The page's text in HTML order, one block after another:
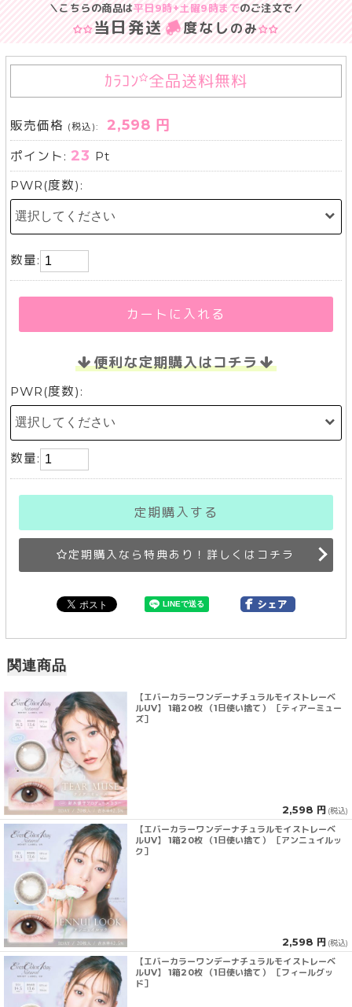
＼こちらの商品は平日9時+土曜9時までのご注文で／
当日発送 度なし のみ
ｶﾗｺﾝ 全品送料無料
販売価格 (税込): 2,598 円
ポイント: 23 Pt
PWR(度数):
数量:
カートに入れる
便利な定期購入はコチラ
PWR(度数):
数量:
定期購入する
定期購入なら特典あり！詳しくはコチラ
関連商品
【エバーカラーワンデーナチュラルモイストレーベ
ルUV】 1箱20枚 （1日使い捨て） ［ティアーミュー
ズ］
2,598 円 (税込)
【エバーカラーワンデーナチュラルモイストレーベ
ルUV】 1箱20枚 （1日使い捨て） ［アンニュイルッ
ク］
2,598 円 (税込)
【エバーカラーワンデーナチュラルモイストレーベ
ルUV】 1箱20枚 （1日使い捨て） ［フィールグッ
ド］